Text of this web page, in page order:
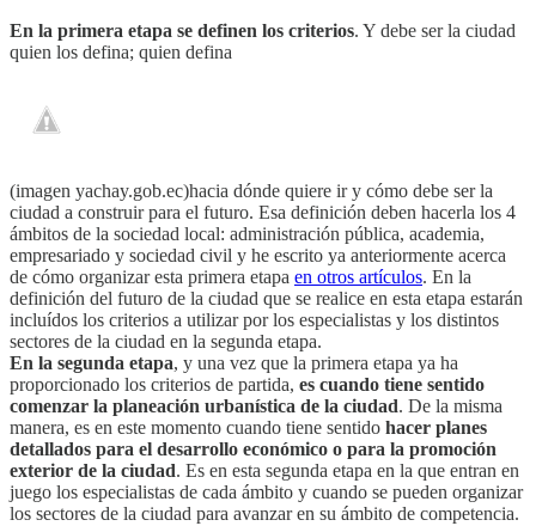
En la primera etapa se definen los criterios. Y debe ser la ciudad
quien los defina; quien defina
(imagen yachay.gob.ec)hacia dónde quiere ir y cómo debe ser la
ciudad a construir para el futuro. Esa definición deben hacerla los 4
ámbitos de la sociedad local: administración pública, academia,
empresariado y sociedad civil y he escrito ya anteriormente acerca
de cómo organizar esta primera etapa en otros artículos. En la
definición del futuro de la ciudad que se realice en esta etapa estarán
incluídos los criterios a utilizar por los especialistas y los distintos
sectores de la ciudad en la segunda etapa.
En la segunda etapa, y una vez que la primera etapa ya ha
proporcionado los criterios de partida, es cuando tiene sentido
comenzar la planeación urbanística de la ciudad. De la misma
manera, es en este momento cuando tiene sentido hacer planes
detallados para el desarrollo económico o para la promoción
exterior de la ciudad. Es en esta segunda etapa en la que entran en
juego los especialistas de cada ámbito y cuando se pueden organizar
los sectores de la ciudad para avanzar en su ámbito de competencia.